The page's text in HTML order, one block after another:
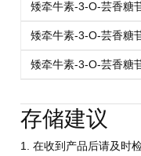
矮牵牛素-3-O-芸香糖
矮牵牛素-3-O-芸香糖
矮牵牛素-3-O-芸香糖
存储建议
1. 在收到产品后请及时